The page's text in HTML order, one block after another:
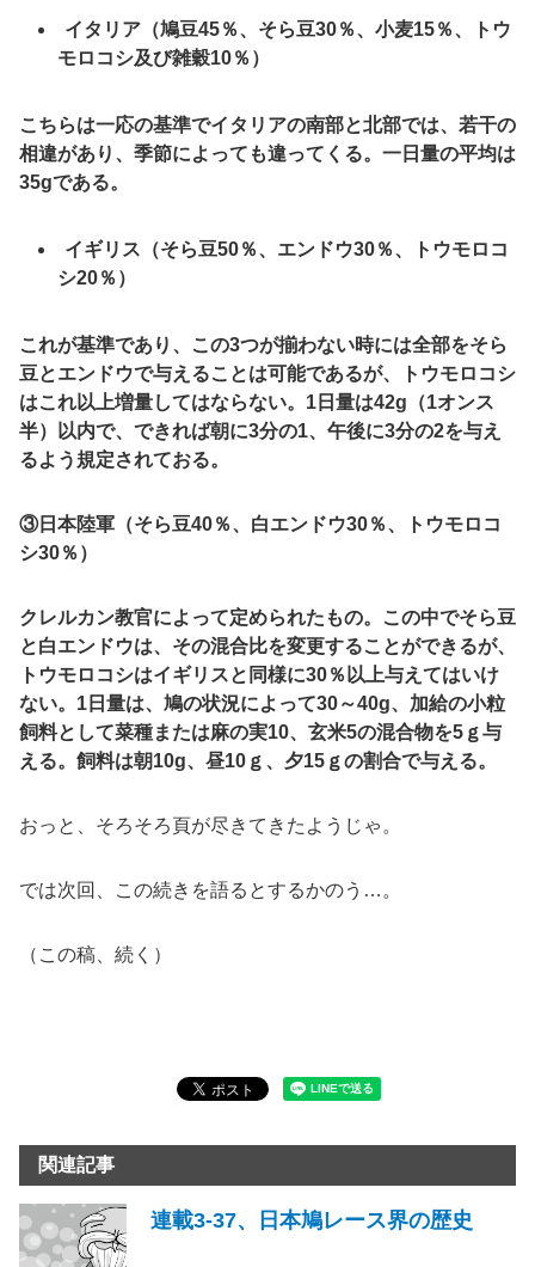
イタリア（鳩豆45％、そら豆30％、小麦15％、トウ
モロコシ及び雑穀10％）
こちらは一応の基準でイタリアの南部と北部では、若干の
相違があり、季節によっても違ってくる。一日量の平均は
35gである。
イギリス（そら豆50％、エンドウ30％、トウモロコ
シ20％）
これが基準であり、この3つが揃わない時には全部をそら
豆とエンドウで与えることは可能であるが、トウモロコシ
はこれ以上増量してはならない。 1 日量は42g （1オンス
半）以内で、できれば朝に3分の1、午後に3分の2を与え
るよう規定されておる。
③日本陸軍（そら豆40％、白エンドウ30％、トウモロコ
シ30％）
クレルカン教官によって定められたもの。この中でそら豆
と白エンドウは、その混合比を変更することができるが、
トウモロコシはイギリスと同様に30％以上与えてはいけ
ない。 1 日量は、鳩の状況によって30～40g、加給の小粒
飼料として菜種または麻の実10、玄米5の混合物を5 ｇ与
える。飼料は朝10g、昼10 ｇ、夕15 ｇの割合で与える。
おっと、そろそろ頁が尽きてきたようじゃ。
では次回、この続きを語るとするかのう…。
（この稿、続く）
関連記事
連載3-37、日本鳩レース界の歴史